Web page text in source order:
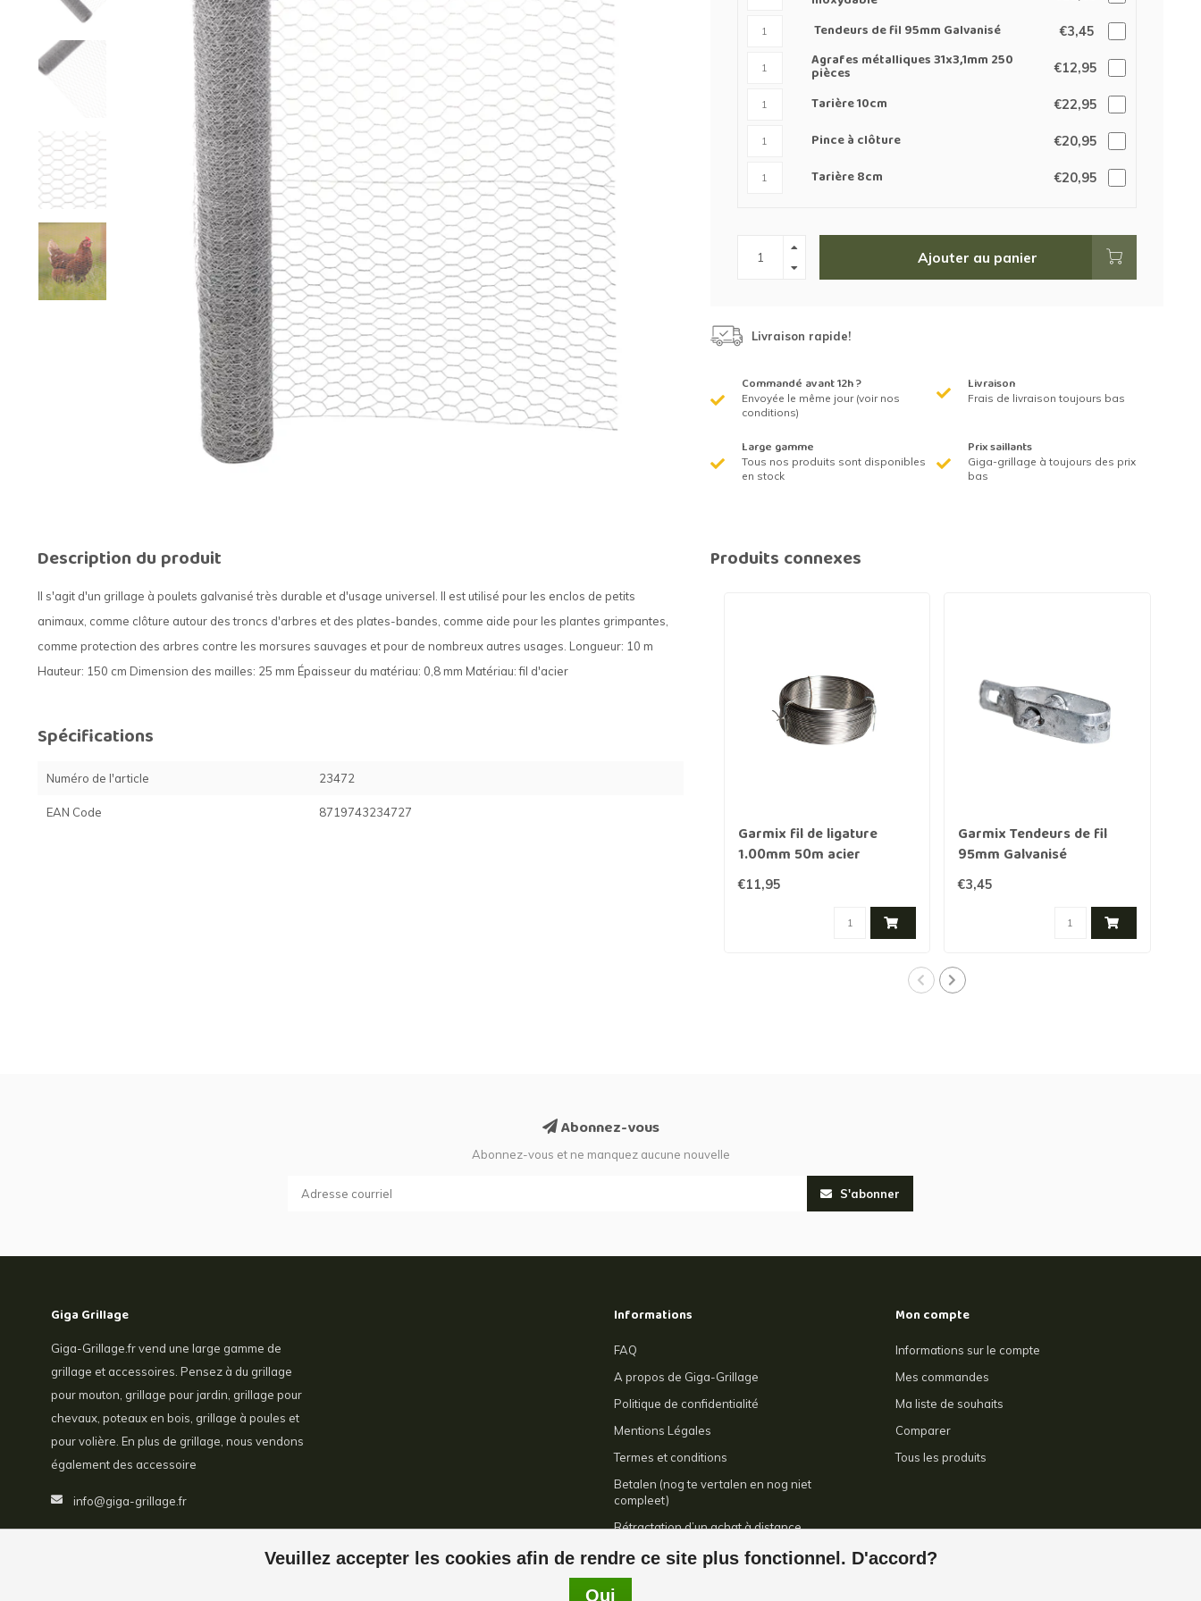
Bordure grillage Grillage à chevaux
Grillage de rats
Grillage de blaireaux
Tapis en roseaux
Clôture électriques
Fil de barbelé
Filets de protection jardin
Tendeurs de fil 95mm Galvanisé €3,45
Agrafes métalliques 31x3,1mm 250
pièces €12,95
Tarière 10cm €22,95
Pince à clôture €20,95
Tarière 8cm €20,95
Ajouter au panier
Livraison rapide!
Commandé avant 12h ?
Envoyée le même jour (voir nos
conditions)
Livraison
Frais de livraison toujours bas
Large gamme
Tous nos produits sont disponibles
en stock
Prix saillants
Giga-grillage à toujours des prix
bas
Description du produit
Il s'agit d'un grillage à poulets galvanisé très durable et d'usage universel. Il est utilisé pour les enclos de petits
animaux, comme clôture autour des troncs d'arbres et des plates-bandes, comme aide pour les plantes grimpantes,
comme protection des arbres contre les morsures sauvages et pour de nombreux autres usages. Longueur: 10 m
Hauteur: 150 cm Dimension des mailles: 25 mm Épaisseur du matériau: 0,8 mm Matériau: fil d'acier
Spécifications
Numéro de l'article 23472
EAN Code 8719743234727
Produits connexes
Garmix fil de ligature
1.00mm 50m acier
inoxydable
€11,95
Garmix Tendeurs de fil
95mm Galvanisé
€3,45
Veuillez accepter les cookies afin de rendre ce site plus fonctionnel. D'accord?
Oui
Abonnez-vous
Abonnez-vous et ne manquez aucune nouvelle
S'abonner
Giga Grillage
Giga-Grillage.fr vend une large gamme de
grillage et accessoires. Pensez à du grillage
pour mouton, grillage pour jardin, grillage pour
chevaux, poteaux en bois, grillage à poules et
pour volière. En plus de grillage, nous vendons
également des accessoire
info@giga-grillage.fr
Informations
FAQ
A propos de Giga-Grillage
Politique de confidentialité
Mentions Légales
Termes et conditions
Betalen (nog te vertalen en nog niet
compleet)
Rétractation d’un achat à distance
Contact
Mon compte
Informations sur le compte
Mes commandes
Ma liste de souhaits
Comparer
Tous les produits